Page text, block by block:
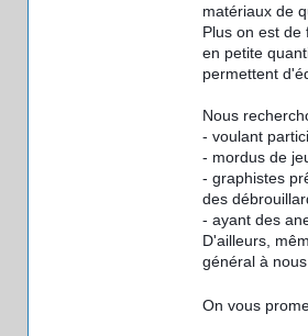
matériaux de
Plus on est de
en petite
permettent
Nous
- voulant
- mordus de
- graphistes
des
- ayant des
D'ailleurs,
général à
On vous